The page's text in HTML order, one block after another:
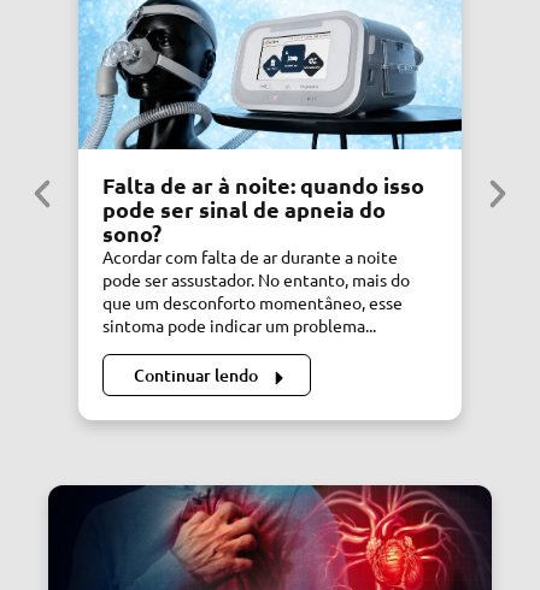
Falta de ar à noite: quando isso
pode ser sinal de apneia do
sono?
Acordar com falta de ar durante a noite
pode ser assustador. No entanto, mais do
que um desconforto momentâneo, esse
sintoma pode indicar um problema...
Continuar lendo